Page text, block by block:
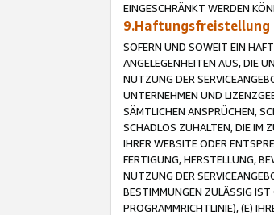
EINGESCHRÄNKT WERDEN
9.Haftungsfreistellung
SOFERN UND SOWEIT EIN
ANGELEGENHEITEN AUS, DIE
NUTZUNG DER
UNTERNEHMEN UND
SÄMTLICHEN ANSPRÜCHEN,
SCHADLOS ZUHALTEN, DIE IM
IHRER WEBSITE ODER
FERTIGUNG, HERSTELLUNG,
NUTZUNG DER
BESTIMMUNGEN ZULÄSSIG IST
PROGRAMMRICHTLINIE), (E)